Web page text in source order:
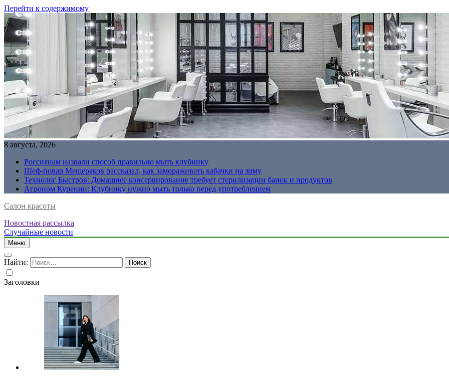
Перейти к содержимому
8 августа, 2026
Россиянам назвали способ правильно мыть клубнику
Шеф-повар Мещеряков рассказал, как замораживать кабачки на зиму
Технолог Быстров: Домашнее консервирование требует стерилизации банок и продуктов
Агроном Куренин: Клубнику нужно мыть только перед употреблением
Салон красоты
Новостная рассылка
Случайные новости
Меню
Найти:
Заголовки